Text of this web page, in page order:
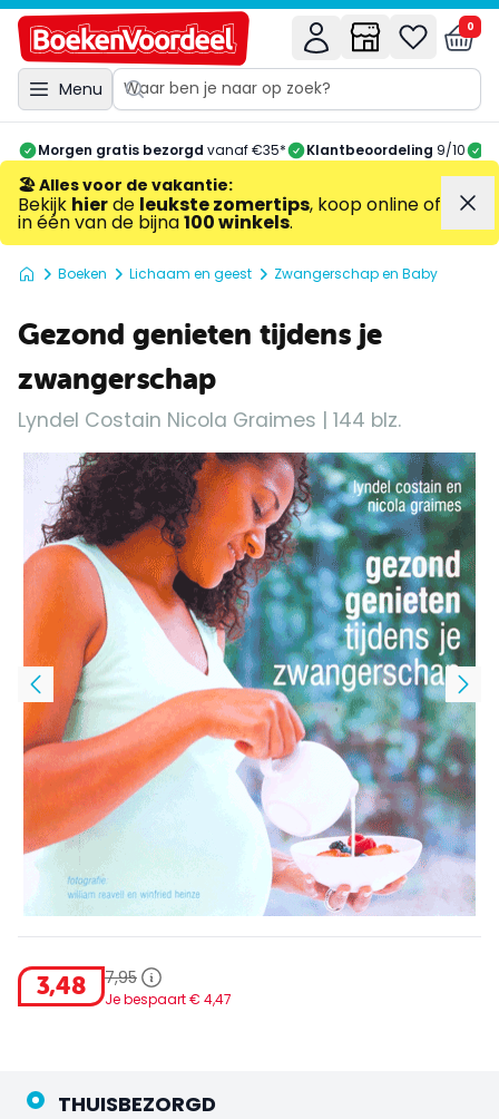
Menu
0
Morgen gratis bezorgd vanaf €35* Klantbeoordeling 9/10
🏖️ Alles voor de vakantie:
Bekijk hierde leukste zomertips, koop online of
in één van de bijna100 winkels.
Boeken Lichaam en geest Zwangerschap en Baby
Gezond genieten tijdens je
zwangerschap
Lyndel Costain Nicola Graimes | 144 blz.
3,48 7,95
Je bespaart € 4,47
THUISBEZORGD